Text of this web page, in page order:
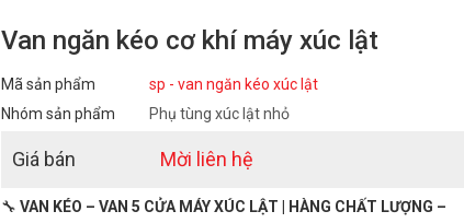
Van ngăn kéo cơ khí máy xúc lật
Mã sản phẩm
sp - van ngăn kéo xúc lật
Nhóm sản phẩm
Phụ tùng xúc lật nhỏ
Giá bán Mời liên hệ
🔧 VAN KÉO – VAN 5 CỬA MÁY XÚC LẬT | HÀNG CHẤT LƯỢNG –